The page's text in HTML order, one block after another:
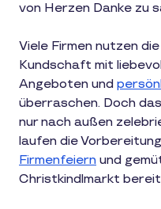
von Herzen Danke zu
Viele Firmen nutzen
Kundschaft mit
Angeboten und
überraschen. Doch
nur nach außen
laufen die
Firmenfeiern und
Christkindlmarkt